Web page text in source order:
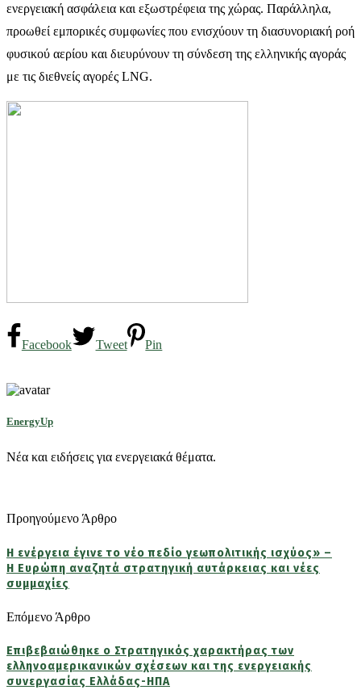
ενεργειακή ασφάλεια και εξωστρέφεια της χώρας. Παράλληλα,
προωθεί εμπορικές συμφωνίες που ενισχύουν τη διασυνοριακή ροή
φυσικού αερίου και διευρύνουν τη σύνδεση της ελληνικής αγοράς
με τις διεθνείς αγορές LNG.
Facebook Tweet Pin
EnergyUp
Νέα και ειδήσεις για ενεργειακά θέματα.
Προηγούμενο Άρθρο
Η ενέργεια έγινε το νέο πεδίο γεωπολιτικής ισχύος» –
Η Ευρώπη αναζητά στρατηγική αυτάρκειας και νέες
συμμαχίες
Επόμενο Άρθρο
Επιβεβαιώθηκε ο Στρατηγικός χαρακτήρας των
ελληνοαμερικανικών σχέσεων και της ενεργειακής
συνεργασίας Ελλάδας-ΗΠΑ